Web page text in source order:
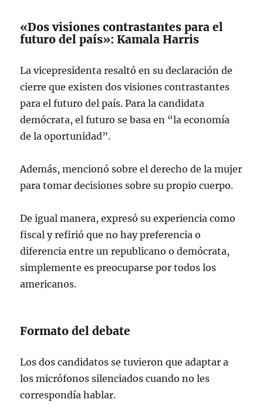
— Guadalupe Loaeza (@gloaeza)
«Dos visiones contrastantes para el
futuro del país»: Kamala Harris
La vicepresidenta resaltó en su declaración de
cierre que existen dos visiones contrastantes
para el futuro del país. Para la candidata
demócrata, el futuro se basa en “la economía
de la oportunidad”.
Además, mencionó sobre el derecho de la mujer
para tomar decisiones sobre su propio cuerpo.
De igual manera, expresó su experiencia como
fiscal y refirió que no hay preferencia o
diferencia entre un republicano o demócrata,
simplemente es preocuparse por todos los
americanos.
Formato del debate
Los dos candidatos se tuvieron que adaptar a
los micrófonos silenciados cuando no les
correspondía hablar.